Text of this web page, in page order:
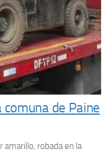
de Paine
amarillo, robada en la